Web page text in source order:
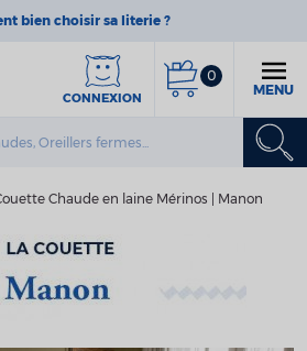
bien choisir sa literie ?
CONNEXION
0
MENU
Chaude en laine Mérinos | Manon